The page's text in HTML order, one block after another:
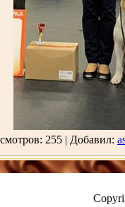
255 | Добавил: